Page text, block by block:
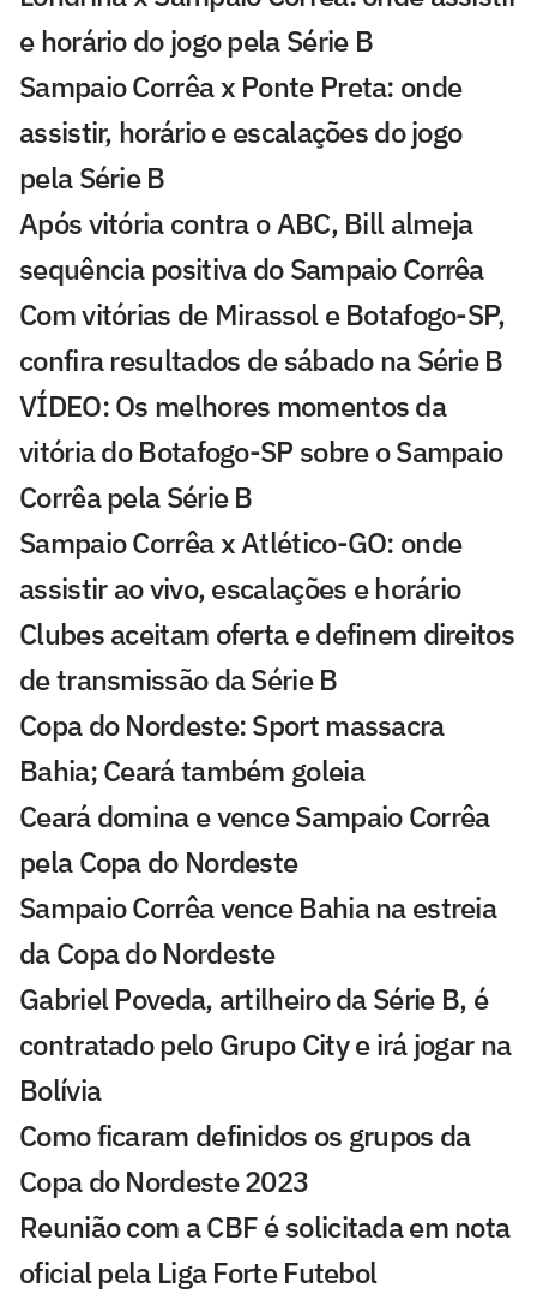
e horário do jogo pela Série B
Sampaio Corrêa x Ponte Preta: onde
assistir, horário e escalações do jogo
pela Série B
Após vitória contra o ABC, Bill almeja
sequência positiva do Sampaio Corrêa
Com vitórias de Mirassol e Botafogo-SP,
confira resultados de sábado na Série B
VÍDEO: Os melhores momentos da
vitória do Botafogo-SP sobre o Sampaio
Corrêa pela Série B
Sampaio Corrêa x Atlético-GO: onde
assistir ao vivo, escalações e horário
Clubes aceitam oferta e definem direitos
de transmissão da Série B
Copa do Nordeste: Sport massacra
Bahia; Ceará também goleia
Ceará domina e vence Sampaio Corrêa
pela Copa do Nordeste
Sampaio Corrêa vence Bahia na estreia
da Copa do Nordeste
Gabriel Poveda, artilheiro da Série B, é
contratado pelo Grupo City e irá jogar na
Bolívia
Como ficaram definidos os grupos da
Copa do Nordeste 2023
Reunião com a CBF é solicitada em nota
oficial pela Liga Forte Futebol